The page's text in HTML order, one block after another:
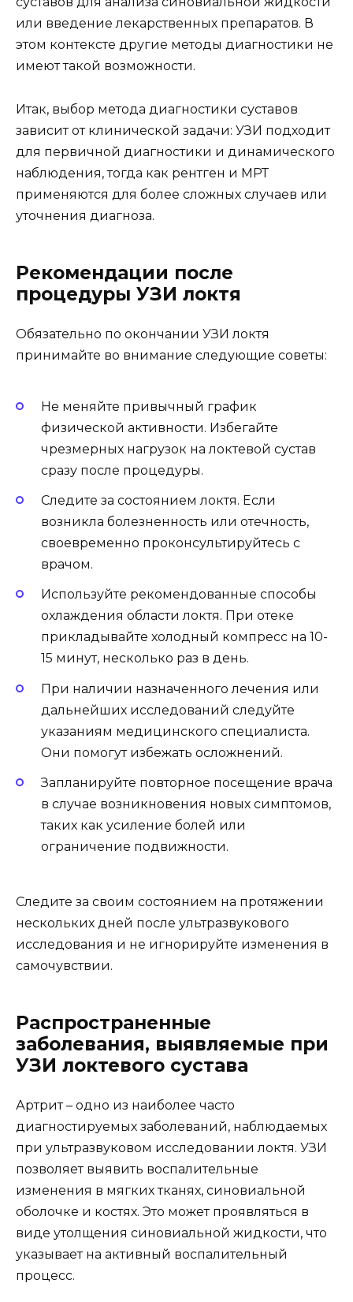
или введение лекарственных препаратов. В
этом контексте другие методы диагностики не
имеют такой возможности.
Итак, выбор метода диагностики суставов
зависит от клинической задачи: УЗИ подходит
для первичной диагностики и динамического
наблюдения, тогда как рентген и МРТ
применяются для более сложных случаев или
уточнения диагноза.
Рекомендации после
процедуры УЗИ локтя
Обязательно по окончании УЗИ локтя
принимайте во внимание следующие советы:
Не меняйте привычный график
физической активности. Избегайте
чрезмерных нагрузок на локтевой сустав
сразу после процедуры.
Следите за состоянием локтя. Если
возникла болезненность или отечность,
своевременно проконсультируйтесь с
врачом.
Используйте рекомендованные способы
охлаждения области локтя. При отеке
прикладывайте холодный компресс на 10-
15 минут, несколько раз в день.
При наличии назначенного лечения или
дальнейших исследований следуйте
указаниям медицинского специалиста.
Они помогут избежать осложнений.
Запланируйте повторное посещение врача
в случае возникновения новых симптомов,
таких как усиление болей или
ограничение подвижности.
Следите за своим состоянием на протяжении
нескольких дней после ультразвукового
исследования и не игнорируйте изменения в
самочувствии.
Распространенные
заболевания, выявляемые при
УЗИ локтевого сустава
Артрит – одно из наиболее часто
диагностируемых заболеваний, наблюдаемых
при ультразвуковом исследовании локтя. УЗИ
позволяет выявить воспалительные
изменения в мягких тканях, синовиальной
оболочке и костях. Это может проявляться в
виде утолщения синовиальной жидкости, что
указывает на активный воспалительный
процесс.